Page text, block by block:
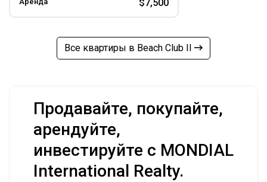
$7,500
Все квартиры в Beach Club II
Продавайте, покупайте,
арендуйте,
инвестируйте с MONDIAL
International Realty.